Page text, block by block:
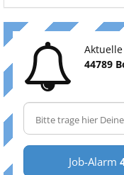
44789
Job-Alarm